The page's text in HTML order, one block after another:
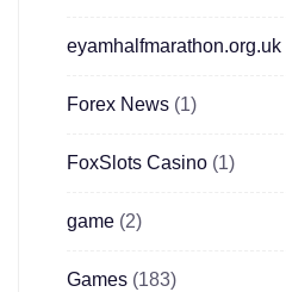
eyamhalfmarathon.org.uk
Forex News (1)
FoxSlots Casino (1)
game (2)
Games (183)